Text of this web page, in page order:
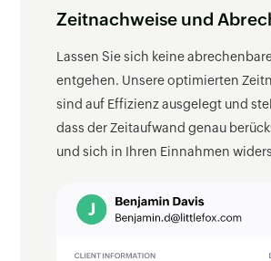
Zeitnachweise und
Lassen Sie sich keine
entgehen. Unsere optimierten
sind auf Effizienz ausgelegt und
dass der Zeitaufwand genau
und sich in Ihren Einnahmen